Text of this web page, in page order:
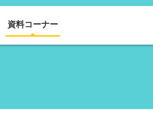
資料コーナー